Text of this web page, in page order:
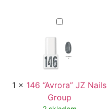
146
“Avrora”
JZ
Nails
Group
1 × 146 “Avrora” JZ Nails
Group